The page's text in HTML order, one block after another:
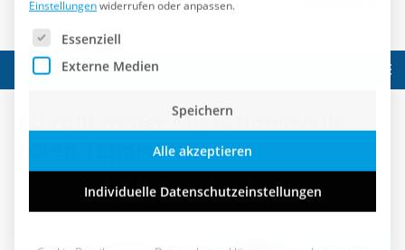
EU rollt neuer Migrationswelle
roten Teppich aus
19. August 2021